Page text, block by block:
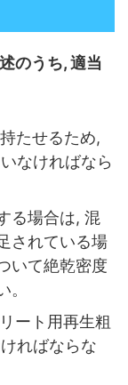
のうち, 適当
たせるため,
なければなら
る場合は, 混
されている場
いて絶乾密度
ート用再生粗
ればならな